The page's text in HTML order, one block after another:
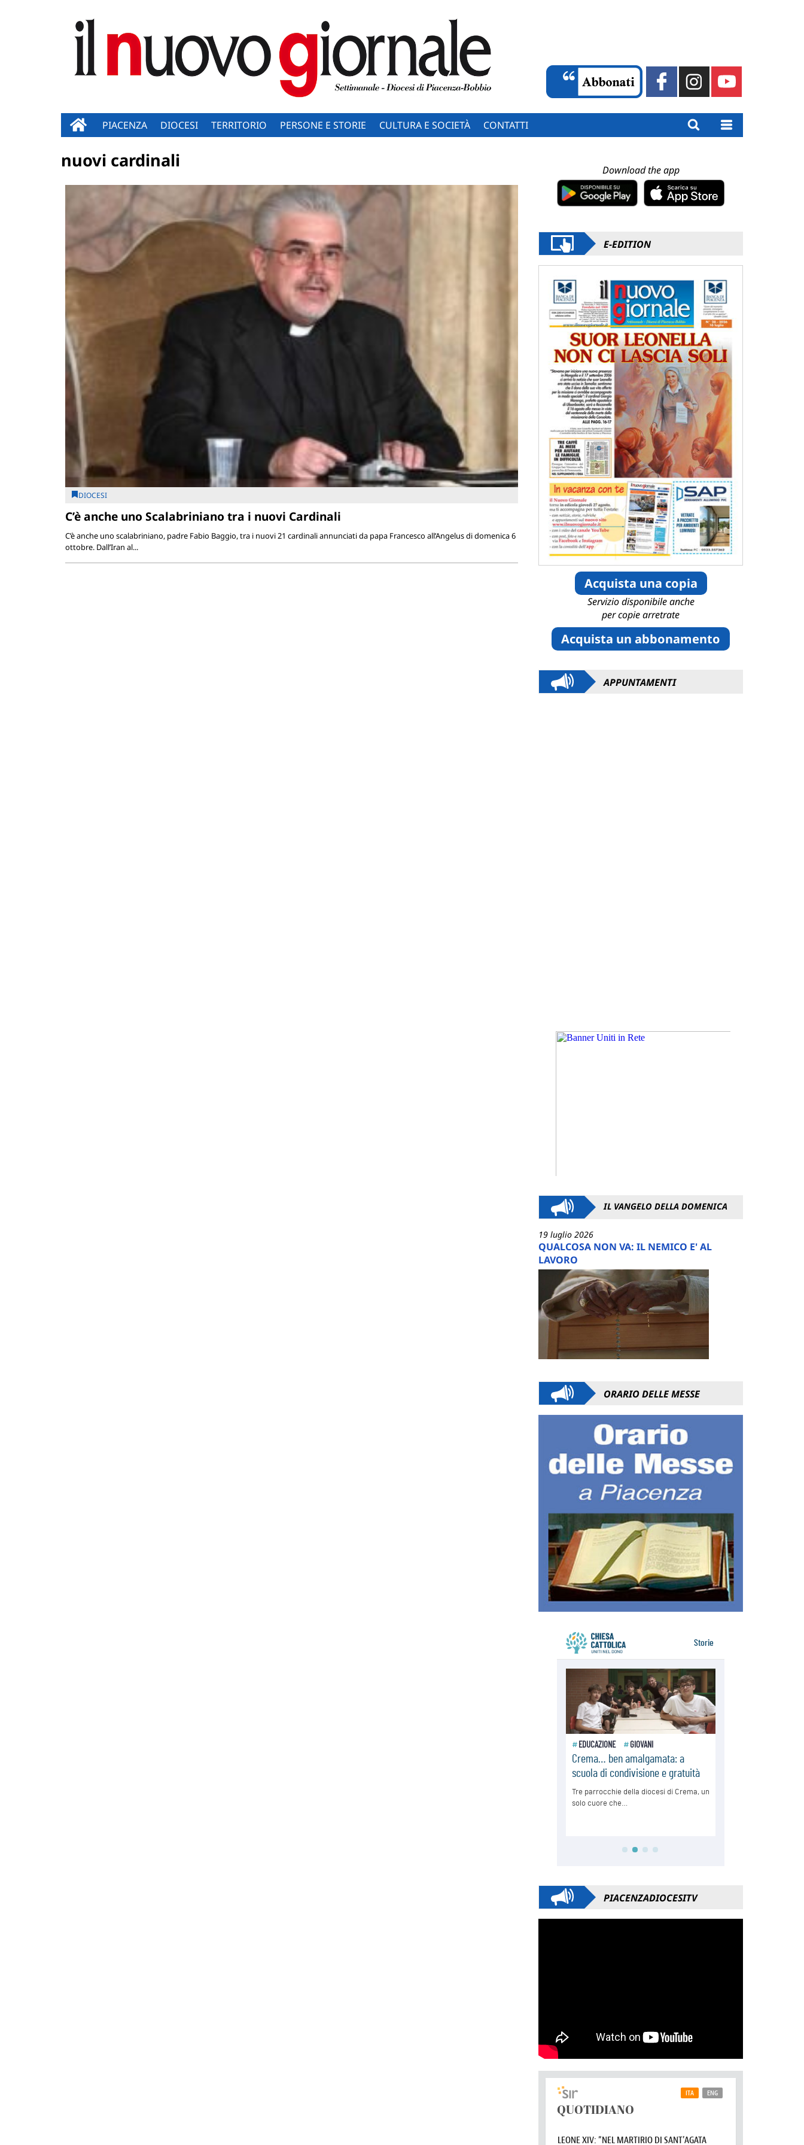
PIACENZA DIOCESI TERRITORIO PERSONE E STORIE CULTURA E SOCIETÀ CONTATTI
nuovi cardinali
DIOCESI
C’è anche uno Scalabriniano tra i nuovi Cardinali
C’è anche uno scalabriniano, padre Fabio Baggio, tra i nuovi 21 cardinali annunciati da papa Francesco all’Angelus di domenica 6
ottobre. Dall’Iran al...
Download the app
E-EDITION
Acquista una copia
Servizio disponibile anche
per copie arretrate
Acquista un abbonamento
APPUNTAMENTI
IL VANGELO DELLA DOMENICA
19 luglio 2026
QUALCOSA NON VA: IL NEMICO E' AL
LAVORO
ORARIO DELLE MESSE
PIACENZADIOCESITV